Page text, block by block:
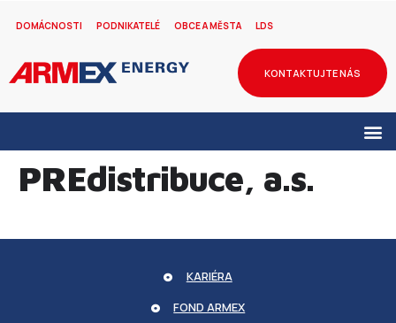
DOMÁCNOSTI PODNIKATELÉ OBCE A MĚSTA LDS
KONTAKTUJTE NÁS
PREdistribuce, a.s.
KARIÉRA
FOND ARMEX